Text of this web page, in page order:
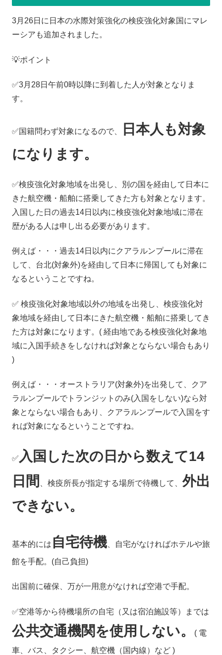
3月26日に日本の水際対策強化の検疫強化対象国にマレ
ーシアも追加されました。
💡ポイント
✅3月28日午前0時以降に到着した人が対象となりま
す。
✅国籍問わず対象になるので、
日本人も対象
になります。
✅検疫強化対象地域を出発し、別の国を経由して日本に
きた航空機・船舶に搭乗してきた方も対象となります。
入国した日の過去14日以内に検疫強化対象地域に滞在
歴がある人は申し出る必要があります。
例えば・・・過去14日以内にクアラルンプールに滞在
して、台北(対象外)を経由して日本に帰国しても対象に
なるということですね。
✅ 検疫強化対象地域以外の地域を出発し、検疫強化対
象地域を経由して日本にきた航空機・船舶に搭乗してき
た方は対象になります。( 経由地である検疫強化対象地
域に入国手続きをしなければ対象とならない場合もあり
)
例えば・・・オーストラリア(対象外)を出発して、クア
ラルンプールでトランジットのみ(入国をしない)なら対
象とならない場合もあり、クアラルンプールで入国をす
れば対象になるということですね。
✅ 入国した次の日から数えて14
日間 、検疫所長が指定する場所で待機して、 外出
できない。
基本的には 自宅待機 、自宅がなければホテルや旅
館を手配。(自己負担)
出国前に確保、万が一用意がなければ空港で手配。
✅空港等から待機場所の自宅（又は宿泊施設等）までは
公共交通機関を使用しない。 ( 電
車、バス、タクシー、航空機（国内線）など )